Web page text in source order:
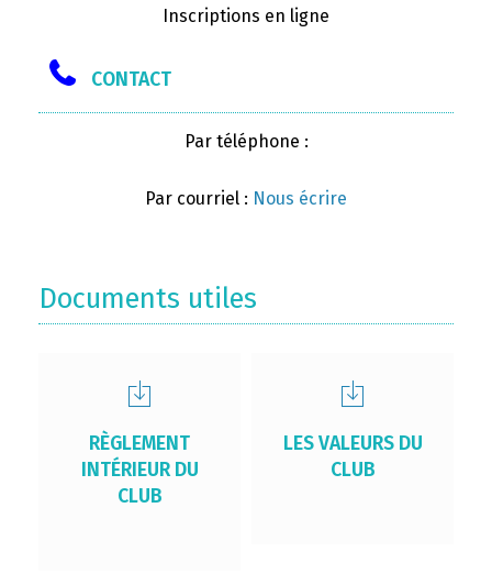
Inscriptions en ligne
CONTACT
Par téléphone :
Par courriel : Nous écrire
Documents utiles
RÈGLEMENT
INTÉRIEUR DU
CLUB
LES VALEURS DU
CLUB